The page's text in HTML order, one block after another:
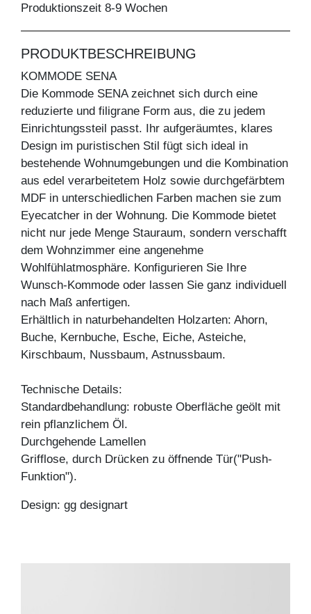
Produktionszeit 8-9 Wochen
PRODUKTBESCHREIBUNG
KOMMODE SENA
Die Kommode SENA zeichnet sich durch eine
reduzierte und filigrane Form aus, die zu jedem
Einrichtungssteil passt. Ihr aufgeräumtes, klares
Design im puristischen Stil fügt sich ideal in
bestehende Wohnumgebungen und die Kombination
aus edel verarbeitetem Holz sowie durchgefärbtem
MDF in unterschiedlichen Farben machen sie zum
Eyecatcher in der Wohnung. Die Kommode bietet
nicht nur jede Menge Stauraum, sondern verschafft
dem Wohnzimmer eine angenehme
Wohlfühlatmosphäre. Konfigurieren Sie Ihre
Wunsch-Kommode oder lassen Sie ganz individuell
nach Maß anfertigen.
Erhältlich in naturbehandelten Holzarten: Ahorn,
Buche, Kernbuche, Esche, Eiche, Asteiche,
Kirschbaum, Nussbaum, Astnussbaum.
Technische Details:
Standardbehandlung: robuste Oberfläche geölt mit
rein pflanzlichem Öl.
Durchgehende Lamellen
Grifflose, durch Drücken zu öffnende Tür("Push-
Funktion").
Design: gg designart